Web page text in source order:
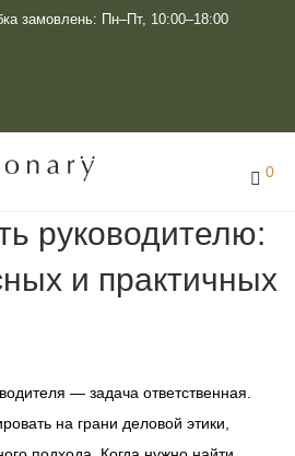
замовлень: Пн–Пт, 10:00–18:00
0
руководителю:
и практичных
— задача ответственная.
на грани деловой этики,